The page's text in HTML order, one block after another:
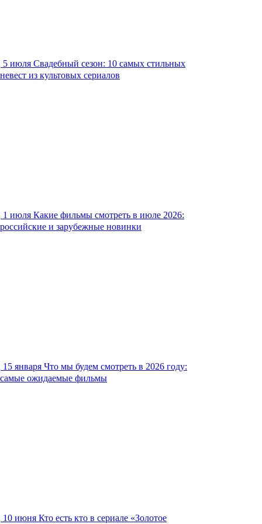
5 июля Свадебный сезон: 10 самых стильных
невест из культовых сериалов
1 июля Какие фильмы смотреть в июле 2026:
российские и зарубежные новинки
15 января Что мы будем смотреть в 2026 году:
самые ожидаемые фильмы
10 июня Кто есть кто в сериале «Золотое